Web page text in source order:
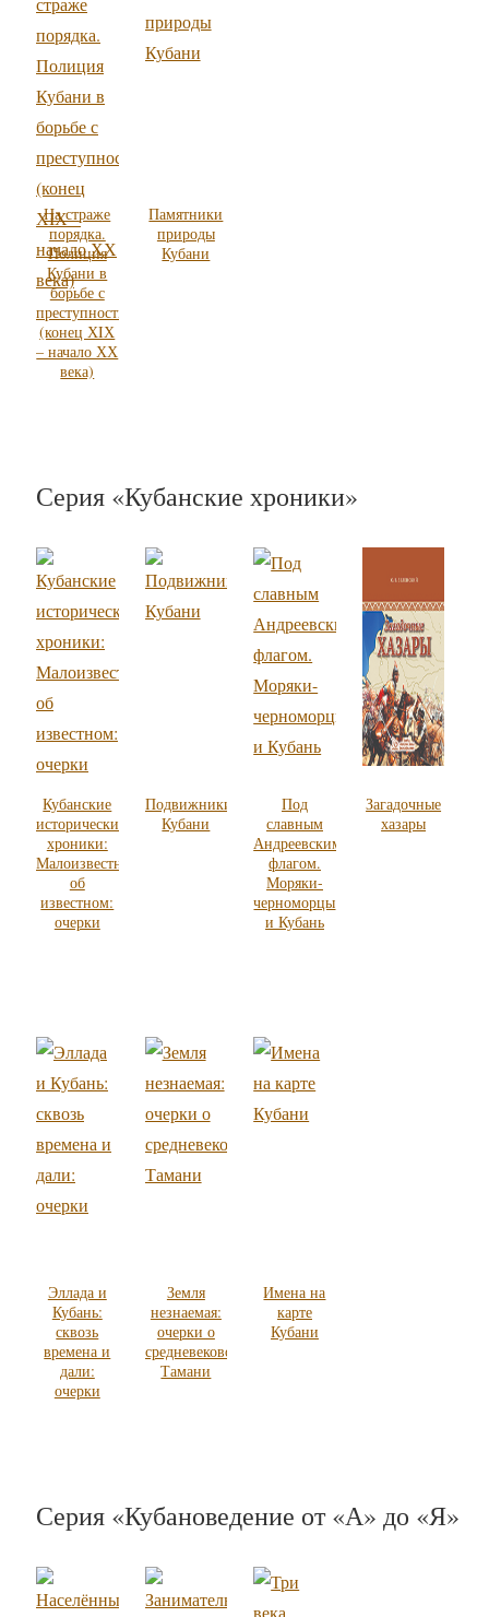
На страже
порядка.
Полиция
Кубани в
борьбе с
преступностью
(конец ХIХ
– начало ХХ
века)
Памятники
природы
Кубани
Серия «Кубанские хроники»
Кубанские
исторические
хроники:
Малоизвестное
об
известном:
очерки
Подвижники
Кубани
Под
славным
Андреевским
флагом.
Моряки-
черноморцы
и Кубань
Загадочные
хазары
Эллада и
Кубань:
сквозь
времена и
дали:
очерки
Земля
незнаемая:
очерки о
средневековой
Тамани
Имена на
карте
Кубани
Серия «Кубановедение от «А» до «Я»